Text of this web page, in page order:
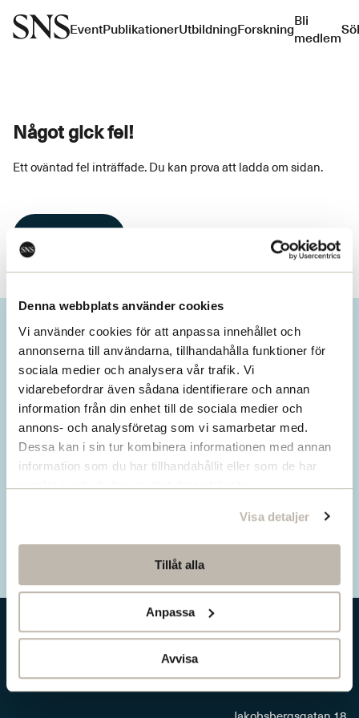
Denna webbplats använder cookies
Vi använder cookies för att anpassa innehållet och
annonserna till användarna, tillhandahålla funktioner för
sociala medier och analysera vår trafik. Vi
vidarebefordrar även sådana identifierare och annan
information från din enhet till de sociala medier och
annons- och analysföretag som vi samarbetar med.
Dessa kan i sin tur kombinera informationen med annan
information som du har tillhandahållit eller som de har
samlat in när du har använt deras tjänster.
Visa detaljer
Tillåt alla
Anpassa
Avvisa
EventPublikationerUtbildningForskningBli
medlem
Något gick fel!
Ett oväntad fel inträffade. Du kan prova att ladda om sidan.
Missa inget från SNS.
Prenumerera på vårt nyhetsbrev
Ta del av våra senaste nyheter. Få nya
insikter och håll dig uppdaterad om viktiga
samhällsfrågor.